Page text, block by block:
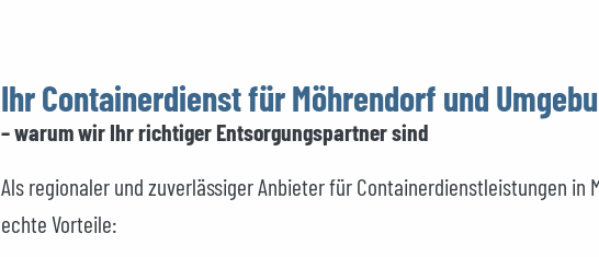
Ihr Containerdienst für Möhrendorf und
– warum wir Ihr richtiger Entsorgungspartner sind
Als regionaler und zuverlässiger Anbieter für Containerdienstleistungen
echte Vorteile: